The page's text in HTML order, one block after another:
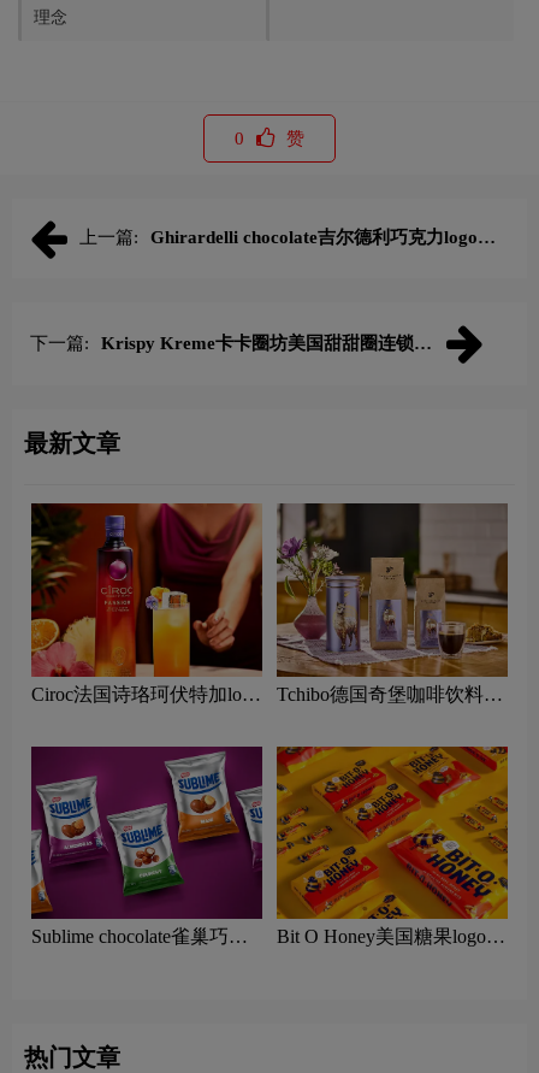
理念
0 赞
上一篇:
Ghirardelli chocolate吉尔德利巧克力logo含
下一篇:
Krispy Kreme卡卡圈坊美国甜甜圈连锁店
最新文章
Ciroc法国诗珞珂伏特加logo
Tchibo德国奇堡咖啡饮料
念
Sublime chocolate雀巢巧克
Bit O Honey美国糖果logo含
热门文章